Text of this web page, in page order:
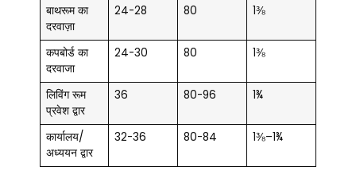
बाथरूम का
दरवाज़ा
24-28 80 1⅜
कपबोर्ड का
दरवाजा
24-30 80 1⅜
लिविंग रूम
प्रवेश द्वार
36 80-96 1¾
कार्यालय/
अध्ययन द्वार
32-36 80-84 1⅜–1¾